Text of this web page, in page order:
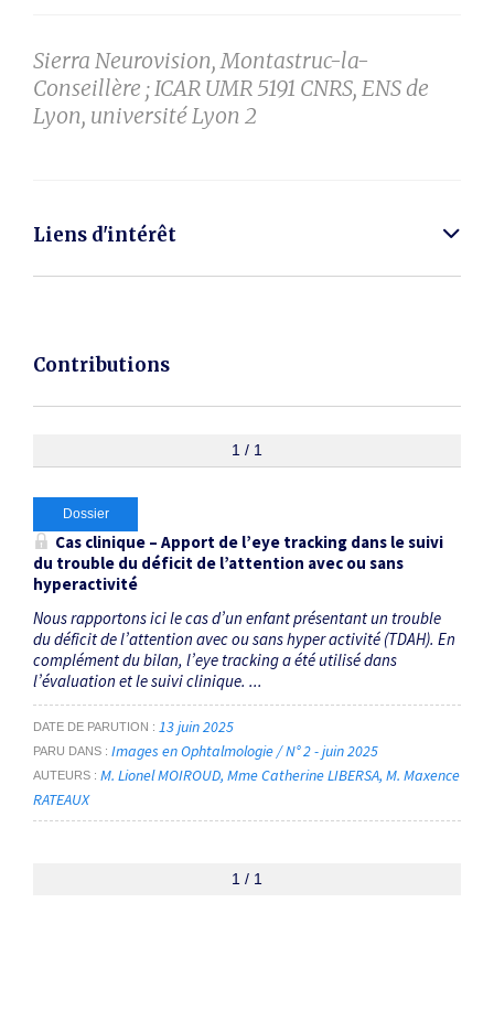
Sierra Neurovision, Montastruc-la-
Conseillère ; ICAR UMR 5191 CNRS, ENS de
Lyon, université Lyon 2
Liens d'intérêt
Contributions
1 / 1
Dossier
Cas clinique – Apport de l’eye tracking dans le suivi
du trouble du déficit de l’attention avec ou sans
hyperactivité
Nous rapportons ici le cas d’un enfant présentant un trouble
du déficit de l’attention avec ou sans hyper activité (TDAH). En
complément du bilan, l’eye tracking a été utilisé dans
l’évaluation et le suivi clinique. ...
DATE DE PARUTION 13 juin 2025
PARU DANS Images en Ophtalmologie / N° 2 - juin 2025
AUTEURS M. Lionel MOIROUD Mme Catherine LIBERSA M. Maxence
RATEAUX
1 / 1